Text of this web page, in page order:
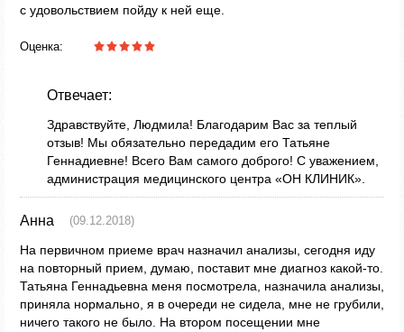
с удовольствием пойду к ней еще.
Оценка:
Отвечает:
Здравствуйте, Людмила! Благодарим Вас за теплый
отзыв! Мы обязательно передадим его Татьяне
Геннадиевне! Всего Вам самого доброго! С уважением,
администрация медицинского центра «ОН КЛИНИК».
Анна (09.12.2018)
На первичном приеме врач назначил анализы, сегодня иду
на повторный прием, думаю, поставит мне диагноз какой-то.
Татьяна Геннадьевна меня посмотрела, назначила анализы,
приняла нормально, я в очереди не сидела, мне не грубили,
ничего такого не было. На втором посещении мне